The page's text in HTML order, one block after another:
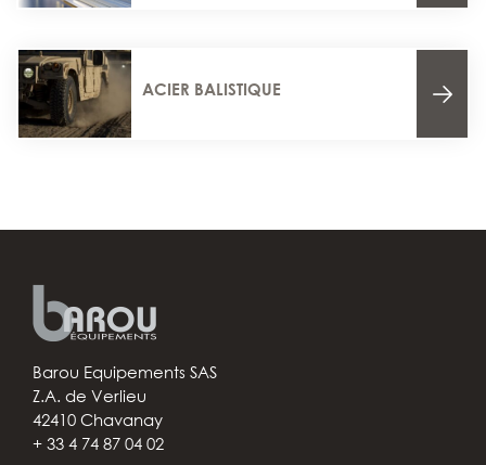
ACIER BALISTIQUE
Barou Equipements SAS
Z.A. de Verlieu
42410 Chavanay
+ 33 4 74 87 04 02